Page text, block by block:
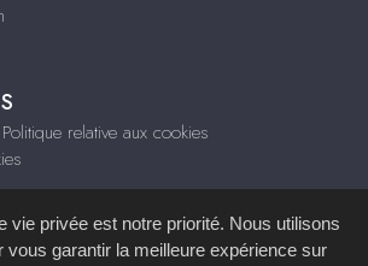
relative aux cookies
vie privée est notre priorité. Nous utilisons
vous garantir la meilleure expérience sur